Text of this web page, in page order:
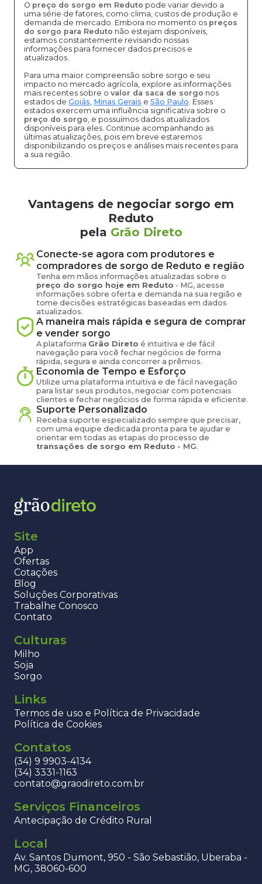
O preço do sorgo em Reduto pode variar devido a
uma série de fatores, como clima, custos de produção e
demanda de mercado. Embora no momento os preços
do sorgo para Reduto não estejam disponíveis,
estamos constantemente revisando nossas
informações para fornecer dados precisos e
atualizados.
Para uma maior compreensão sobre sorgo e seu
impacto no mercado agrícola, explore as informações
mais recentes sobre o valor da saca de sorgo nos
estados de Goiás, Minas Gerais e São Paulo. Esses
estados exercem uma influência significativa sobre o
preço do sorgo, e possuímos dados atualizados
disponíveis para eles. Continue acompanhando as
últimas atualizações, pois em breve estaremos
disponibilizando os preços e análises mais recentes para
a sua região.
Vantagens de negociar sorgo em
Reduto
pela Grão Direto
Conecte-se agora com produtores e
compradores de sorgo de Reduto e região
Tenha em mãos informações atualizadas sobre o
preço do sorgo hoje em Reduto - MG, acesse
informações sobre oferta e demanda na sua região e
tome decisões estratégicas baseadas em dados
atualizados.
A maneira mais rápida e segura de comprar
e vender sorgo
A plataforma Grão Direto é intuitiva e de fácil
navegação para você fechar negócios de forma
rápida, segura e ainda concorrer a prêmios.
Economia de Tempo e Esforço
Utilize uma plataforma intuitiva e de fácil navegação
para listar seus produtos, negociar com potenciais
clientes e fechar negócios de forma rápida e eficiente.
Suporte Personalizado
Receba suporte especializado sempre que precisar,
com uma equipe dedicada pronta para te ajudar e
orientar em todas as etapas do processo de
transações de sorgo em Reduto - MG.
Site
App
Ofertas
Cotações
Blog
Soluções Corporativas
Trabalhe Conosco
Contato
Culturas
Milho
Soja
Sorgo
Links
Termos de uso e Política de Privacidade
Política de Cookies
Contatos
(34) 9 9903-4134
(34) 3331-1163
contato@graodireto.com.br
Serviços Financeiros
Antecipação de Crédito Rural
Local
Av. Santos Dumont, 950 - São Sebastião, Uberaba -
MG, 38060-600